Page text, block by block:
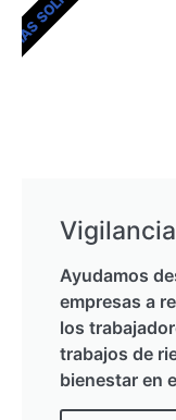
Ayudamos
empresas a
los
trabajos de
bienestar en